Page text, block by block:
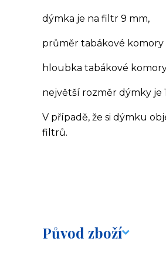
dýmka je na filtr 9 mm,
průměr tabákové
hloubka tabákové
největší rozměr dýmky je
V případě, že si dýmku
filtrů.
Původ zboží